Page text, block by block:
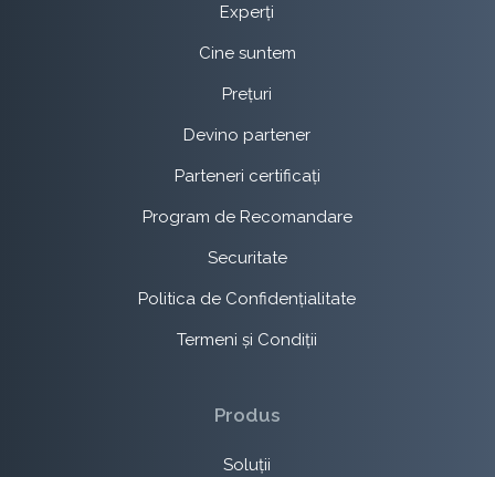
Experți
Cine suntem
Prețuri
Devino partener
Parteneri certificați
Program de Recomandare
Securitate
Politica de Confidențialitate
Termeni și Condiții
Produs
Soluții